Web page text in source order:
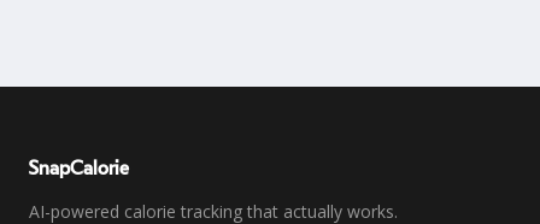
SnapCalorie
AI-powered calorie tracking that actually works.